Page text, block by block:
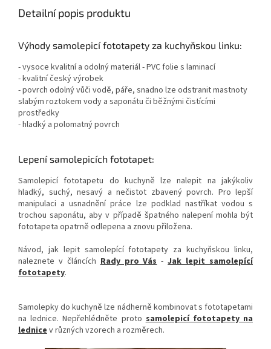
Detailní popis produktu
Výhody samolepicí fototapety za kuchyňskou linku:
- vysoce kvalitní a odolný materiál - PVC folie s laminací
- kvalitní český výrobek
- povrch odolný vůči vodě, páře, snadno lze odstranit mastnoty
slabým roztokem vody a saponátu či běžnými čistícími
prostředky
- hladký a polomatný povrch
Lepení samolepicích fototapet:
Samolepicí fototapetu do kuchyně lze nalepit na jakýkoliv
hladký, suchý, nesavý a nečistot zbavený povrch. Pro lepší
manipulaci a usnadnění práce lze podklad nastříkat vodou s
trochou saponátu, aby v případě špatného nalepení mohla být
fototapeta opatrně odlepena a znovu přiložena.
Návod, jak lepit samolepící fototapety za kuchyňskou linku,
naleznete v článcíchRady pro Vás-Jak lepit samolepící
fototapety.
Samolepky do kuchyně lze nádherně kombinovat s fototapetami
na lednice. Nepřehlédněte protosamolepicí fototapety na
lednicev různých vzorech a rozměrech.